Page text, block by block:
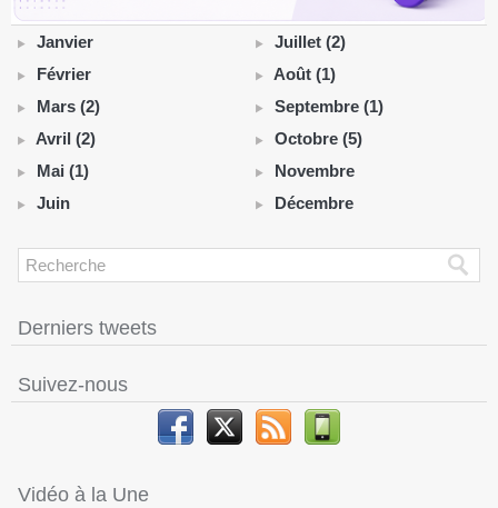
Janvier
Février
Mars (2)
Avril (2)
Mai (1)
Juin
Juillet (2)
Août (1)
Septembre (1)
Octobre (5)
Novembre
Décembre
Derniers tweets
Suivez-nous
Vidéo à la Une